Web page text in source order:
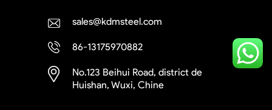
sales@kdmsteel.com
86-13175970882
No.123 Beihui Road, district de
Huishan, Wuxi, Chine